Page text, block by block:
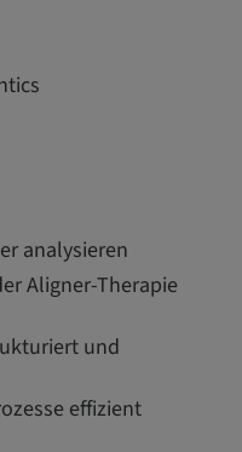
analysieren
Aligner-Therapie
und
effizient